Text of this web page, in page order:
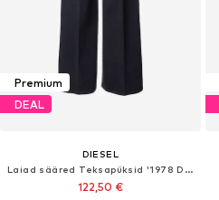
Premium
DEAL
DIESEL
Laiad sääred Teksapüksid '1978 D-AKEMI'
122,50 €